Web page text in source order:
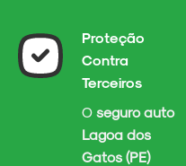
Proteção
Contra
Terceiros
O seguro auto
Lagoa dos
Gatos (PE)